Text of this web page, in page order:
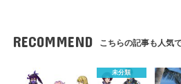
RECOMMEND こちらの記事も人気で
未分類